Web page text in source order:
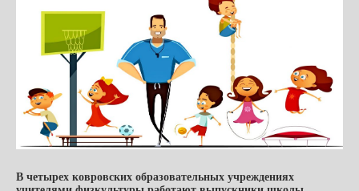
В четырех ковровских образовательных учреждениях